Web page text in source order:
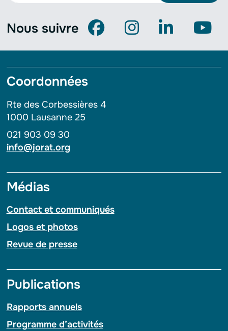
Nous suivre
Coordonnées
Rte des Corbessières 4
1000 Lausanne 25
021 903 09 30
info@jorat.org
Médias
Contact et communiqués
Logos et photos
Revue de presse
Publications
Rapports annuels
Programme d’activités